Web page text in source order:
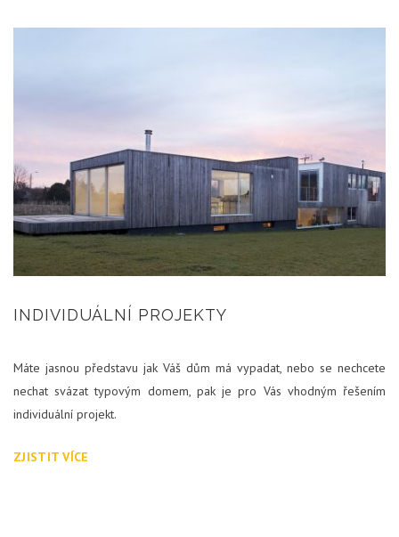
INDIVIDUÁLNÍ PROJEKTY
Máte jasnou představu jak Váš dům má vypadat, nebo se nechcete
nechat svázat typovým domem, pak je pro Vás vhodným řešením
individuální projekt.
ZJISTIT VÍCE